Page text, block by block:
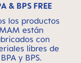
& BPS FREE
los productos
MAM están
con
libres de
BPA y BPS.